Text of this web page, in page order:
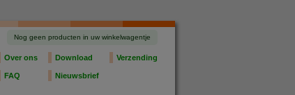
Nog geen producten in uw winkelwagentje
Over ons Download Verzending
FAQ Nieuwsbrief